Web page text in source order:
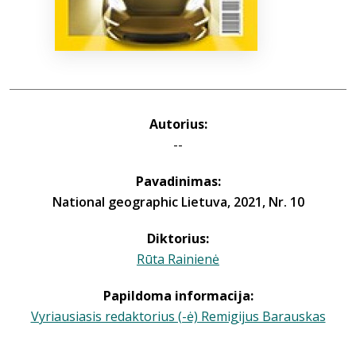
Autorius:
--
Pavadinimas:
National geographic Lietuva, 2021, Nr. 10
Diktorius:
Rūta Rainienė
Papildoma informacija:
Vyriausiasis redaktorius (-ė) Remigijus Barauskas